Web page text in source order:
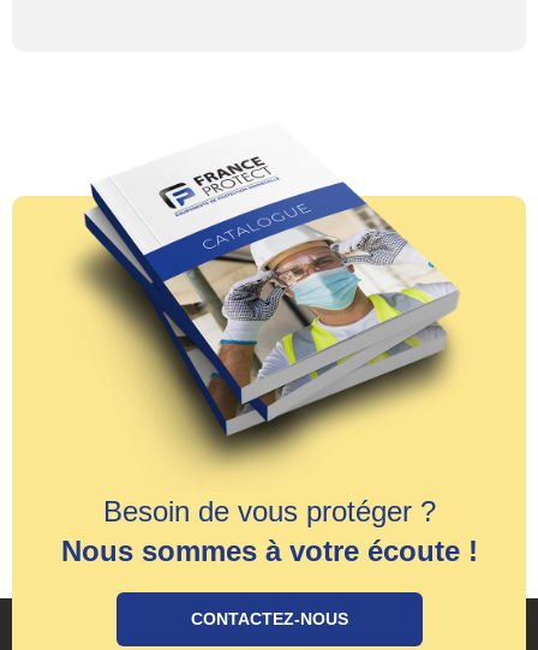
Besoin de vous protéger ?
Nous sommes à votre écoute !
CONTACTEZ-NOUS